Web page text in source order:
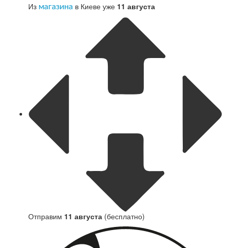
Из магазина в Киеве уже 11 августа
Отправим 11 августа (бесплатно)